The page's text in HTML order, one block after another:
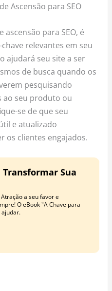
Ascensão para SEO
para SEO, é
relevantes em seu
ajudará seu site a ser
de busca quando os
pesquisando
ao seu produto ou
se de que seu
e atualizado
os clientes engajados.
Transformar Sua
a seu favor e
O eBook "A Chave para
ajudar.